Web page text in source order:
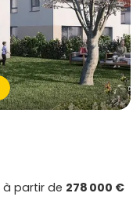
à partir de 278 000 €